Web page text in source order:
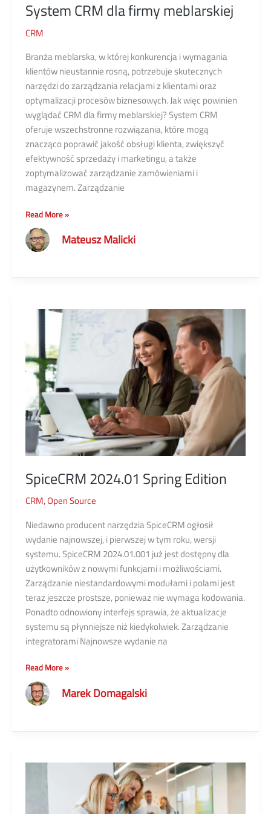
System CRM dla firmy meblarskiej
CRM
Branża meblarska, w której konkurencja i wymagania
klientów nieustannie rosną, potrzebuje skutecznych
narzędzi do zarządzania relacjami z klientami oraz
optymalizacji procesów biznesowych. Jak więc powinien
wyglądać CRM dla firmy meblarskiej? System CRM
oferuje wszechstronne rozwiązania, które mogą
znacząco poprawić jakość obsługi klienta, zwiększyć
efektywność sprzedaży i marketingu, a także
zoptymalizować zarządzanie zamówieniami i
magazynem. Zarządzanie
System
CRM
dla
Read More »
Mateusz Malicki
SpiceCRM 2024.01 Spring Edition
CRM,Open Source
Niedawno producent narzędzia SpiceCRM ogłosił
wydanie najnowszej, i pierwszej w tym roku, wersji
systemu. SpiceCRM 2024.01.001 już jest dostępny dla
użytkowników z nowymi funkcjami i możliwościami.
Zarządzanie niestandardowymi modułami i polami jest
teraz jeszcze prostsze, ponieważ nie wymaga kodowania.
Ponadto odnowiony interfejs sprawia, że aktualizacje
systemu są płynniejsze niż kiedykolwiek. Zarządzanie
integratorami Najnowsze wydanie na
SpiceCRM
2024.01
Spring
Read More »
Marek Domagalski